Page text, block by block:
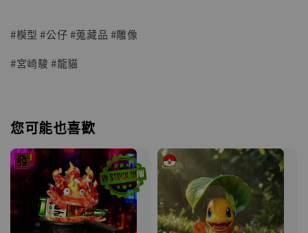
#模型 #公仔 #蒐藏品 #雕像
#宮崎駿 #龍貓
您可能也喜歡